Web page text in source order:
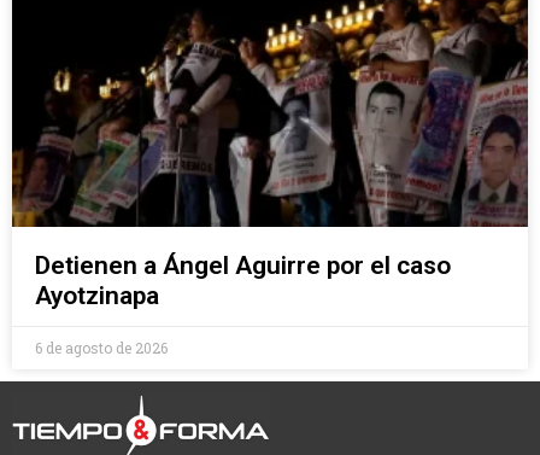
Detienen a Ángel Aguirre por el caso
Ayotzinapa
6 de agosto de 2026